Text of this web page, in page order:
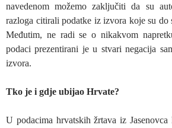
navedenom možemo zaključiti da su
razloga citirali podatke iz izvora koje su do
Međutim, ne radi se o nikakvom
podaci prezentirani je u stvari negacija
izvora.
Tko je i gdje ubijao Hrvate?
U podacima hrvatskih žrtava iz